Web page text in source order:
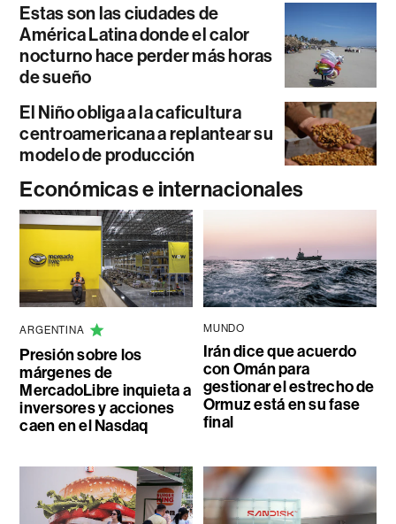
Estas son las ciudades de
América Latina donde el calor
nocturno hace perder más horas
de sueño
El Niño obliga a la caficultura
centroamericana a replantear su
modelo de producción
Económicas e internacionales
ARGENTINA
Presión sobre los
márgenes de
MercadoLibre inquieta a
inversores y acciones
caen en el Nasdaq
MUNDO
Irán dice que acuerdo
con Omán para
gestionar el estrecho de
Ormuz está en su fase
final